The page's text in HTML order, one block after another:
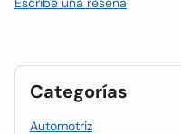
Categorías
Automotriz